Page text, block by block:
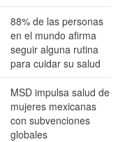
88% de las personas
en el mundo afirma
seguir alguna rutina
para cuidar su salud
MSD impulsa salud de
mujeres mexicanas
con subvenciones
globales